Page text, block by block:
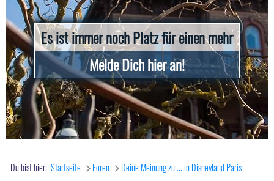
Es ist immer noch Platz für einen mehr
Melde Dich hier an!
Du bist hier: Startseite Foren Deine Meinung zu ... in Disneyland Paris